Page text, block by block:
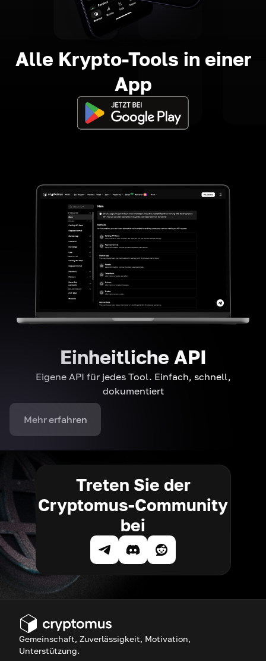
Alle Krypto-Tools in einer
App
Einheitliche API
Eigene API für jedes Tool. Einfach, schnell,
dokumentiert
Mehr erfahren
Treten Sie der
Cryptomus-Community
bei
Gemeinschaft, Zuverlässigkeit, Motivation,
Unterstützung.